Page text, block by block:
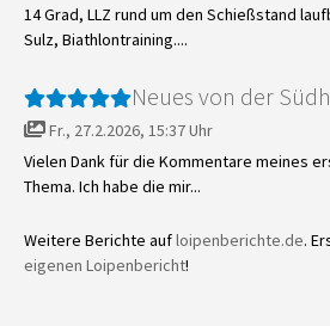
14 Grad, LLZ rund um den Schießstand
Sulz, Biathlontraining....
Neues von der
Fr., 27.2.2026, 15:37 Uhr
Vielen Dank für die Kommentare meines
Thema. Ich habe die mir...
Weitere Berichte aufloipenberichte.de.
eigenen Loipenbericht!